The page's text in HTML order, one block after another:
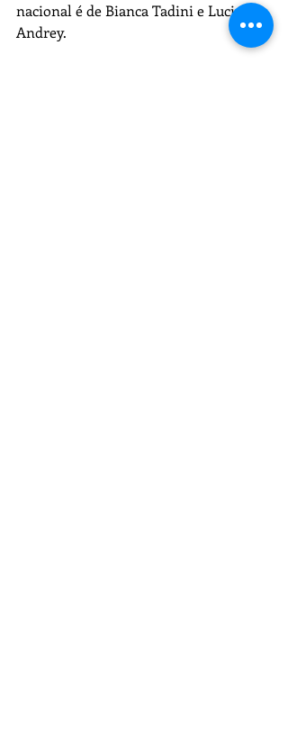
nacional é de Bianca Tadini e Luciano
Andrey.